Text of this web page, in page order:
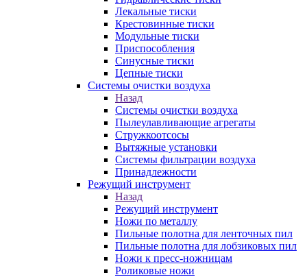
Лекальные тиски
Крестовинные тиски
Модульные тиски
Приспособления
Синусные тиски
Цепные тиски
Системы очистки воздуха
Назад
Системы очистки воздуха
Пылеулавливающие агрегаты
Стружкоотсосы
Вытяжные установки
Системы фильтрации воздуха
Принадлежности
Режущий инструмент
Назад
Режущий инструмент
Ножи по металлу
Пильные полотна для ленточных пил
Пильные полотна для лобзиковых пил
Ножи к пресс-ножницам
Роликовые ножи